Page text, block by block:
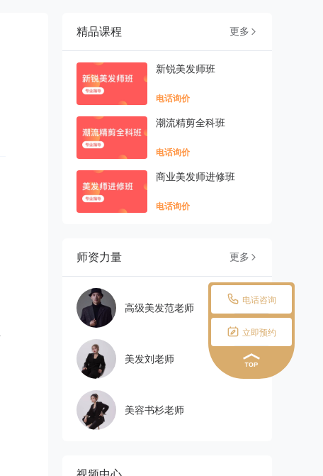
 电话咨询
 立即预约
精品课程 更多 
新锐美发师班
电话询价
潮流精剪全科班
电话询价
商业美发师进修班
电话询价
师资力量 更多 
高级美发范老师
美发刘老师
美容书杉老师